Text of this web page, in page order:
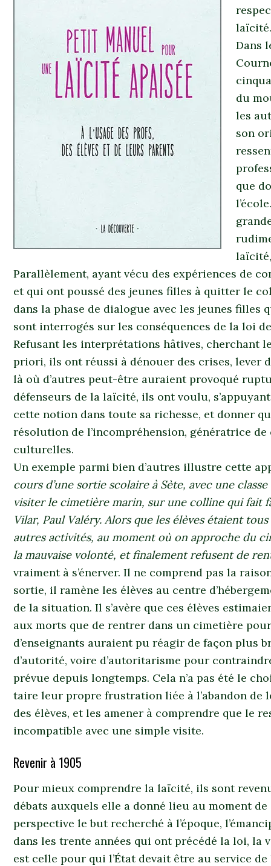
Dans
du
les
son
que
Parallèlement, ayant vécu des expériences de
et qui ont poussé des jeunes filles à quitter le
dans la phase de dialogue avec les jeunes filles
sont interrogés sur les conséquences de la loi
Refusant les interprétations hâtives, cherchant
priori, ils ont réussi à dénouer des crises, lever
là où d’autres peut-être auraient provoqué
défenseurs de la laïcité, ils ont voulu,
cette notion dans toute sa richesse, et donner
résolution de l’incompréhension, génératrice
culturelles.
Un exemple parmi bien d’autres illustre cette
cours d’une sortie scolaire à Sète, avec une
visiter le cimetière marin, sur une colline qui fait
Vilar, Paul Valéry. Alors que les élèves étaient
autres activités, au moment où on approche du
la mauvaise volonté, et finalement refusent de
vraiment à s’énerver. Il ne comprend pas la
sortie, il ramène les élèves au centre
de la situation. Il s’avère que ces élèves
aux morts que de rentrer dans un cimetière
d’enseignants auraient pu réagir de façon plus
d’autorité, voire d’autoritarisme pour
prévue depuis longtemps. Cela n’a pas été le
taire leur propre frustration liée à l’abandon
des élèves, et les amener à comprendre que le
incompatible avec une simple visite.
Revenir à 1905
Pour mieux comprendre la laïcité, ils sont
débats auxquels elle a donné lieu au moment
perspective le but recherché à l’époque,
dans les trente années qui ont précédé la loi, la
est celle pour qui l’État devait être au service de